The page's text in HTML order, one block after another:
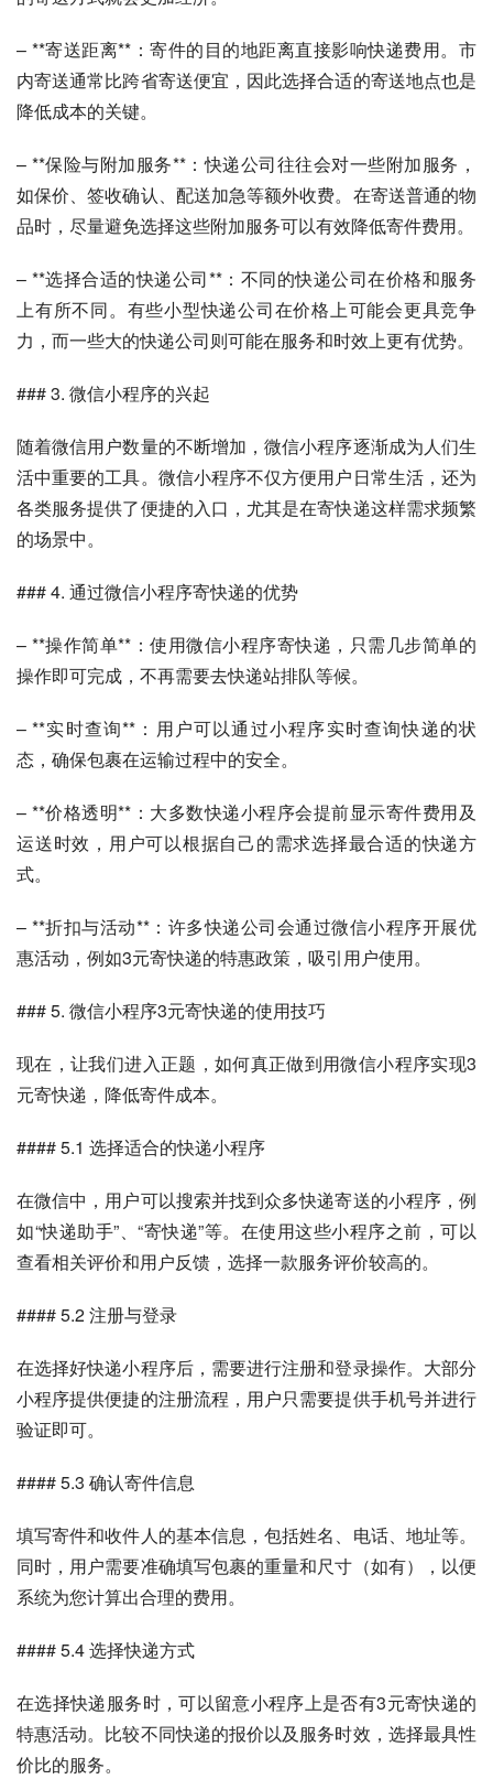
– **寄送距离**：寄件的目的地距离直接影响快递费用。市
内寄送通常比跨省寄送便宜，因此选择合适的寄送地点也是
降低成本的关键。
– **保险与附加服务**：快递公司往往会对一些附加服务，
如保价、签收确认、配送加急等额外收费。在寄送普通的物
品时，尽量避免选择这些附加服务可以有效降低寄件费用。
– **选择合适的快递公司**：不同的快递公司在价格和服务
上有所不同。有些小型快递公司在价格上可能会更具竞争
力，而一些大的快递公司则可能在服务和时效上更有优势。
### 3. 微信小程序的兴起
随着微信用户数量的不断增加，微信小程序逐渐成为人们生
活中重要的工具。微信小程序不仅方便用户日常生活，还为
各类服务提供了便捷的入口，尤其是在寄快递这样需求频繁
的场景中。
### 4. 通过微信小程序寄快递的优势
– **操作简单**：使用微信小程序寄快递，只需几步简单的
操作即可完成，不再需要去快递站排队等候。
– **实时查询**：用户可以通过小程序实时查询快递的状
态，确保包裹在运输过程中的安全。
– **价格透明**：大多数快递小程序会提前显示寄件费用及
运送时效，用户可以根据自己的需求选择最合适的快递方
式。
– **折扣与活动**：许多快递公司会通过微信小程序开展优
惠活动，例如3元寄快递的特惠政策，吸引用户使用。
### 5. 微信小程序3元寄快递的使用技巧
现在，让我们进入正题，如何真正做到用微信小程序实现3
元寄快递，降低寄件成本。
#### 5.1 选择适合的快递小程序
在微信中，用户可以搜索并找到众多快递寄送的小程序，例
如“快递助手”、“寄快递”等。在使用这些小程序之前，可以
查看相关评价和用户反馈，选择一款服务评价较高的。
#### 5.2 注册与登录
在选择好快递小程序后，需要进行注册和登录操作。大部分
小程序提供便捷的注册流程，用户只需要提供手机号并进行
验证即可。
#### 5.3 确认寄件信息
填写寄件和收件人的基本信息，包括姓名、电话、地址等。
同时，用户需要准确填写包裹的重量和尺寸（如有），以便
系统为您计算出合理的费用。
#### 5.4 选择快递方式
在选择快递服务时，可以留意小程序上是否有3元寄快递的
特惠活动。比较不同快递的报价以及服务时效，选择最具性
价比的服务。